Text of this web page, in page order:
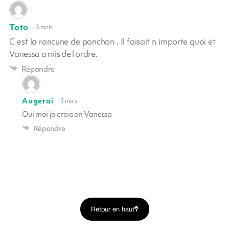
Toto 3 mois
C est la rancune de ponchon . Il faisait n importe quoi et
Vanessa a mis de l ordre.
Répondre
Augerai 3 mois
Oui moi je crois en Vanessa
Répondre
Retour en haut